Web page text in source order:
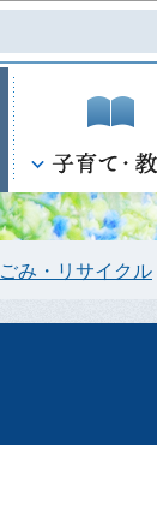
ごみ・リサイクル